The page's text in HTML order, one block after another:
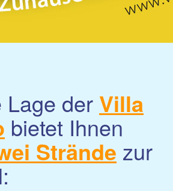
Lage der Villa
bietet Ihnen
Strände zur